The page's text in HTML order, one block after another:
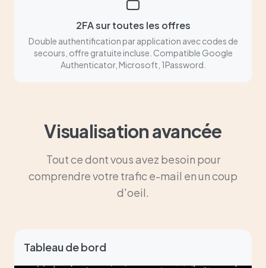
2FA sur toutes les offres
Double authentification par application avec codes de
secours, offre gratuite incluse. Compatible Google
Authenticator, Microsoft, 1Password.
Visualisation avancée
Tout ce dont vous avez besoin pour
comprendre votre trafic e-mail en un coup
d'oeil.
Tableau de bord